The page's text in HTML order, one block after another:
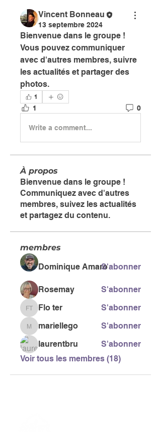
Vincent Bonneau
13 septembre 2024
Bienvenue dans le groupe !
Vous pouvez communiquer
avec d'autres membres, suivre
les actualités et partager des
photos.
1
1 0
Write a comment...
À propos
Bienvenue dans le groupe !
Communiquez avec d'autres
membres, suivez les actualités
et partagez du contenu.
membres
Dominique AmaroS'abonner
Rosemay S'abonner
Flo terFlo ter S'abonner
mariellego
mariellego
S'abonner
laurentbru
S'abonner
Voir tous les membres (18)